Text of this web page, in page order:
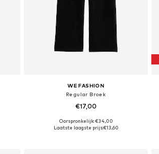
WE FASHION
Regular Broek
€17,00
Beschikbare maten: 176
Oorspronkelijk: €34,00
Laatste laagste prijs:€13,60